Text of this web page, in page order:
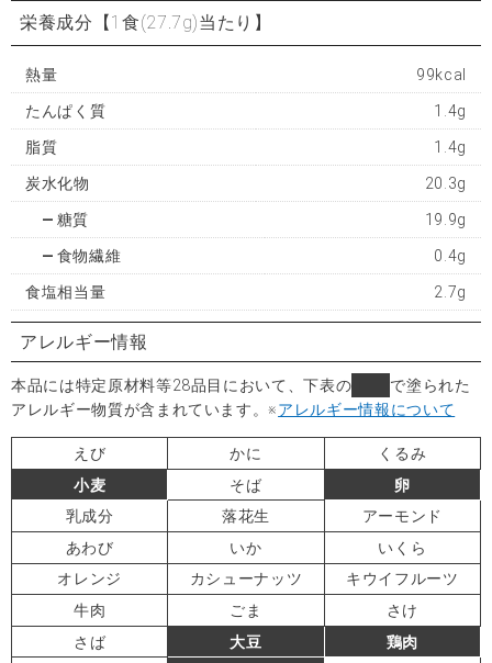
栄養成分 【1食(27.7g)当たり】
熱量 99kcal
たんぱく質 1.4g
脂質 1.4g
炭水化物 20.3g
糖質 19.9g
食物繊維 0.4g
食塩相当量 2.7g
アレルギー情報
本品には特定原材料等28品目において、下表の
で塗られた
アレルギー物質が含まれています。※アレルギー情報について
えび かに
くるみ
小麦
そば
卵
乳成分
落花生
アーモンド
あわび
いか
いくら
オレンジ
カシューナッツ
キウイフルーツ
牛肉
ごま
さけ
さば
大豆
鶏肉